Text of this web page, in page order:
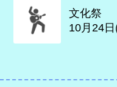
文化祭
10月24